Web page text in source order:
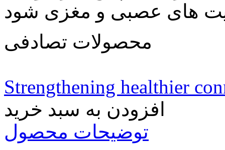
محصولات تصادفی
Strengthening healthier
افزودن به سبد خرید
توضیحات محصول